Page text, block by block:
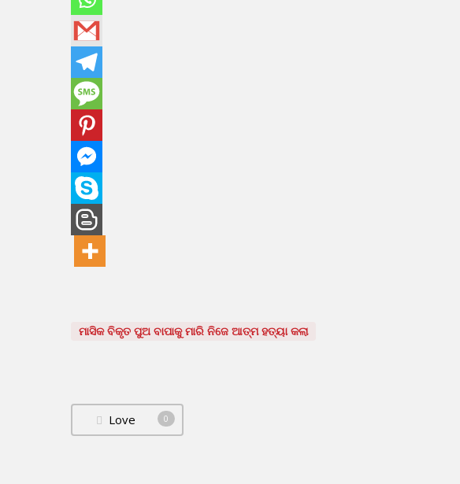
ମାସିକ ବିକୃତ ପୁଅ ବାପାକୁ ମାରି ନିଜେ ଆତ୍ମ ହତ୍ୟା କଲା
Love 0